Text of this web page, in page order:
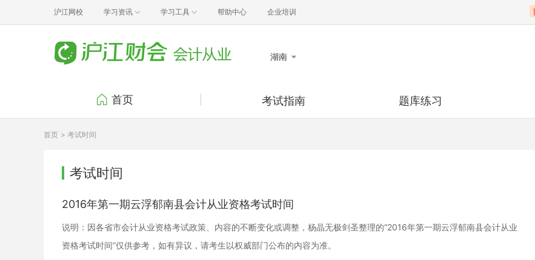
沪江网校 学习资讯 学习工具 帮助中心 企业培训
湖南
首页 考试指南 题库练习
首页 > 考试时间
考试时间
2016年第一期云浮郁南县会计从业资格考试时间
说明：因各省市会计从业资格考试政策、内容的不断变化或调整，杨晶无极剑圣整理的“2016年第一期云浮郁南县会计从业
资格考试时间”仅供参考，如有异议，请考生以权威部门公布的内容为准。